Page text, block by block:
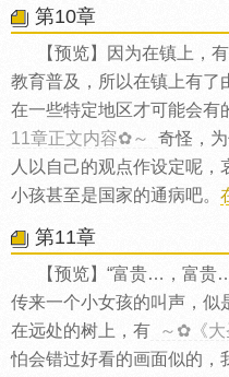
第10章
【预览】因为在镇上，
教育普及，所以在镇上有了
在一些特定地区才可能会有
11章正文内容✿～
奇怪，
人以自己的观点作设定呢，
小孩甚至是国家的通病吧。
第11章
【预览】“富贵…，富
传来一个小女孩的叫声，似
在远处的树上，有
～✿《
怕会错过好看的画面似的，